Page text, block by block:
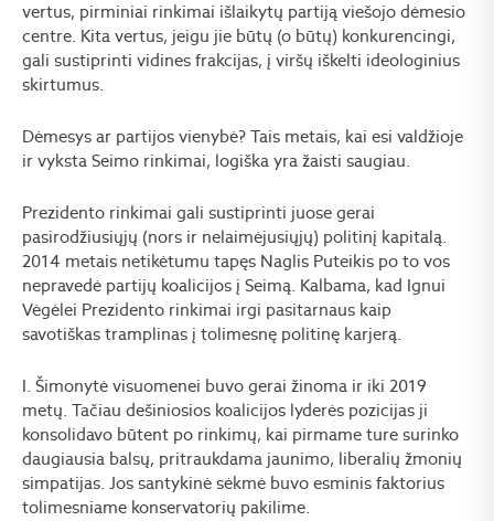
vertus, pirminiai rinkimai išlaikytų partiją viešojo dėmesio
centre. Kita vertus, jeigu jie būtų (o būtų) konkurencingi,
gali sustiprinti vidines frakcijas, į viršų iškelti ideologinius
skirtumus.
Dėmesys ar partijos vienybė? Tais metais, kai esi valdžioje
ir vyksta Seimo rinkimai, logiška yra žaisti saugiau.
Prezidento rinkimai gali sustiprinti juose gerai
pasirodžiusiųjų (nors ir nelaimėjusiųjų) politinį kapitalą.
2014 metais netikėtumu tapęs Naglis Puteikis po to vos
nepravedė partijų koalicijos į Seimą. Kalbama, kad Ignui
Vėgėlei Prezidento rinkimai irgi pasitarnaus kaip
savotiškas tramplinas į tolimesnę politinę karjerą.
I. Šimonytė visuomenei buvo gerai žinoma ir iki 2019
metų. Tačiau dešiniosios koalicijos lyderės pozicijas ji
konsolidavo būtent po rinkimų, kai pirmame ture surinko
daugiausia balsų, pritraukdama jaunimo, liberalių žmonių
simpatijas. Jos santykinė sėkmė buvo esminis faktorius
tolimesniame konservatorių pakilime.